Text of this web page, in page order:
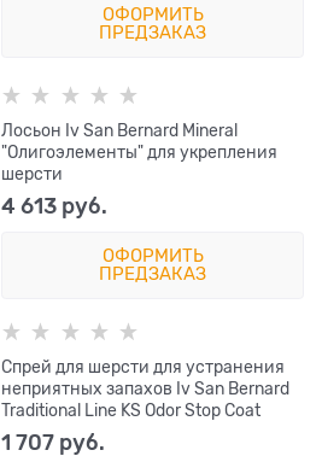
ОФОРМИТЬ
ПРЕДЗАКАЗ
Лосьон Iv San Bernard Mineral
"Олигоэлементы" для укрепления
шерсти
4 613 руб.
ОФОРМИТЬ
ПРЕДЗАКАЗ
Спрей для шерсти для устранения
неприятных запахов Iv San Bernard
Traditional Line KS Odor Stop Coat
1 707 руб.